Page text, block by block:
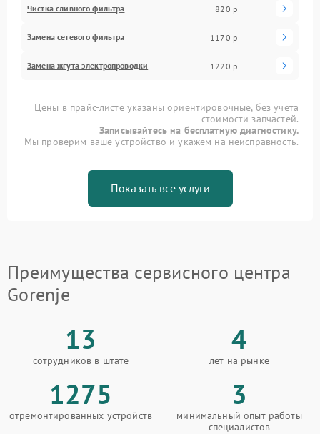
Чистка сливного фильтра 820 р
Замена сетевого фильтра 1170 р
Замена жгута электропроводки 1220 р
Цены в прайс-листе указаны ориентировочные, без учета
стоимости запчастей.
Записывайтесь на бесплатную диагностику.
Мы проверим ваше устройство и укажем на неисправность.
Показать все услуги
Преимущества сервисного центра
Gorenje
13
сотрудников в штате
4
лет на рынке
1275
отремонтированных устройств
3
минимальный опыт работы
специалистов